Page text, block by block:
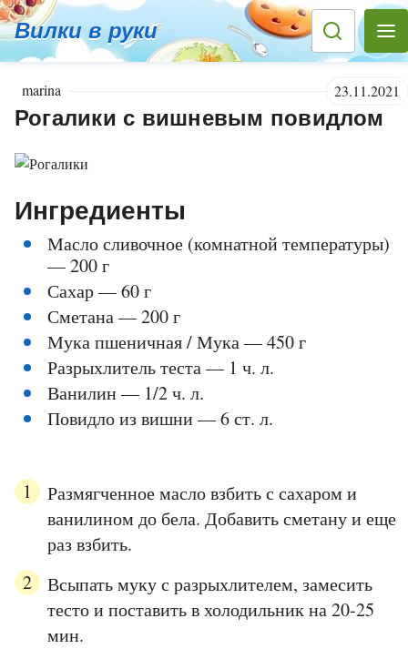
Вилки в руки
marina 23.11.2021
Рогалики с вишневым повидлом
Ингредиенты
Масло сливочное (комнатной температуры)
— 200 г
Сахар — 60 г
Сметана — 200 г
Мука пшеничная / Мука — 450 г
Разрыхлитель теста — 1 ч. л.
Ванилин — 1/2 ч. л.
Повидло из вишни — 6 ст. л.
Размягченное масло взбить с сахаром и
ванилином до бела. Добавить сметану и еще
раз взбить.
Всыпать муку с разрыхлителем, замесить
тесто и поставить в холодильник на 20-25
мин.